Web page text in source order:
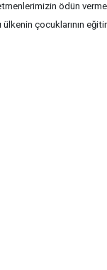
ödün
ülkenin çocuklarının